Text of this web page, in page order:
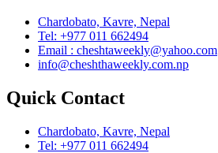
Chardobato, Kavre, Nepal
Tel: +977 011 662494
Email : cheshtaweekly@yahoo.com
info@cheshthaweekly.com.np
Quick Contact
Chardobato, Kavre, Nepal
Tel: +977 011 662494